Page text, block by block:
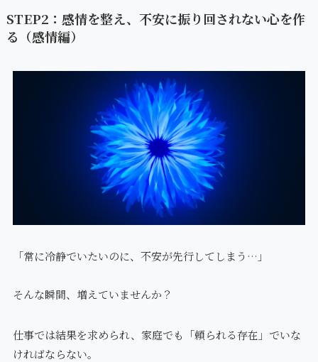
STEP2：感情を整え、不安に振り回されない心を作
る（感情編）
「常に冷静でいたいのに、不安が先行してしまう…」
そんな瞬間、増えていませんか？
仕事では結果を求められ、家庭でも「頼られる存在」でいな
ければならない。